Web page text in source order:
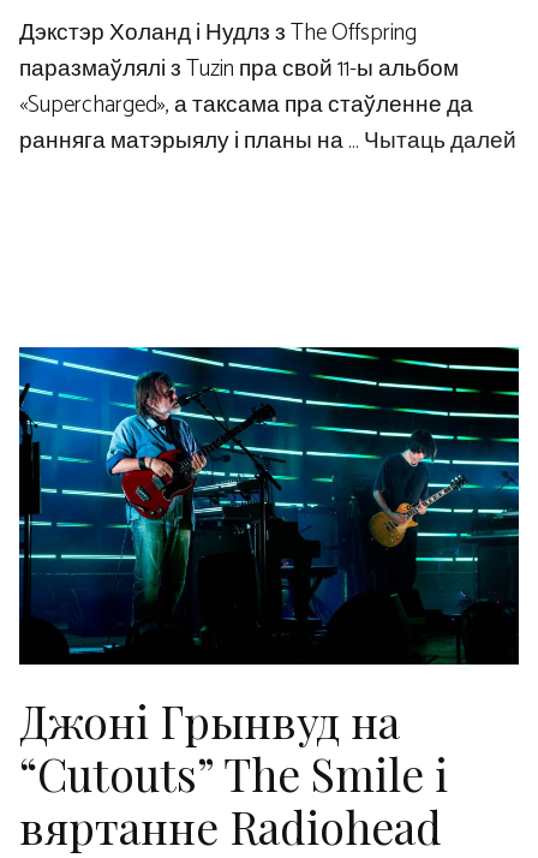
Дэкстэр Холанд і Нудлз з The Offspring
паразмаўлялі з Tuzin пра свой 11-ы альбом
«Supercharged», а таксама пра стаўленне да
ранняга матэрыялу і планы на …Чытаць далей
Джоні Грынвуд на
“Cutouts” The Smile і
вяртанне Radiohead